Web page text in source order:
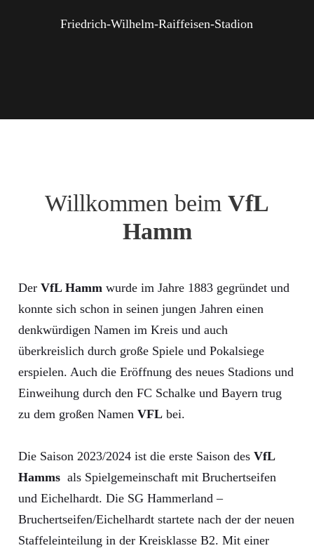
Friedrich-Wilhelm-Raiffeisen-Stadion
Willkommen beim VfL
Hamm
Der VfL Hamm wurde im Jahre 1883 gegründet und
konnte sich schon in seinen jungen Jahren einen
denkwürdigen Namen im Kreis und auch
überkreislich durch große Spiele und Pokalsiege
erspielen. Auch die Eröffnung des neues Stadions und
Einweihung durch den FC Schalke und Bayern trug
zu dem großen Namen VFL bei.
Die Saison 2023/2024 ist die erste Saison des VfL
Hamms als Spielgemeinschaft mit Bruchertseifen
und Eichelhardt. Die SG Hammerland –
Bruchertseifen/Eichelhardt startete nach der der neuen
Staffeleinteilung in der Kreisklasse B2. Mit einer